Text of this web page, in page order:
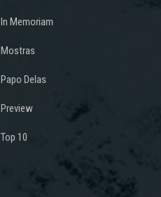
In Memoriam
Mostras
Papo Delas
Preview
Top 10